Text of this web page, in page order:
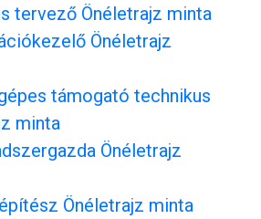
tervező Önéletrajz minta
Önéletrajz
támogató technikus
minta
Önéletrajz
Önéletrajz minta